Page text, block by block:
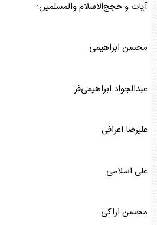
آیات و حجج‌الاسلام والمسلمین:
محسن ابراهیمی
عبدالجواد ابراهیمی‌فر
علیرضا اعرافی
علی اسلامی
محسن اراکی